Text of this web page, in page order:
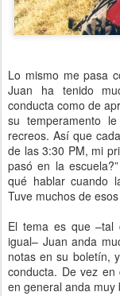
Lo mismo me pasa
Juan ha tenido
conducta como de
su temperamento
recreos. Así que
de las 3:30 PM, mi
pasó en la
qué hablar cuando
Tuve muchos de
El tema es que –tal
igual– Juan anda
notas en su boletín,
conducta. De vez en
en general anda